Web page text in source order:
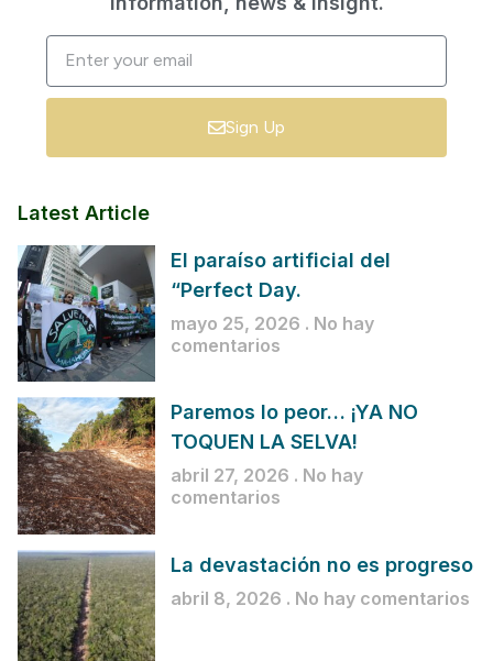
Sign Up
Latest Article
El paraíso artificial del
“Perfect Day.
mayo 25, 2026
No hay
comentarios
Paremos lo peor… ¡YA NO
TOQUEN LA SELVA!
abril 27, 2026
No hay
comentarios
La devastación no es progreso
abril 8, 2026 No hay comentarios